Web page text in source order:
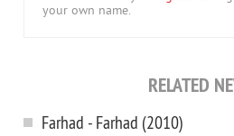
your own name.
RELATED
Farhad - Farhad (2010)